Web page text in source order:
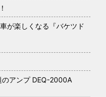
が楽しくなる『バケツド
のアンプ DEQ-2000A